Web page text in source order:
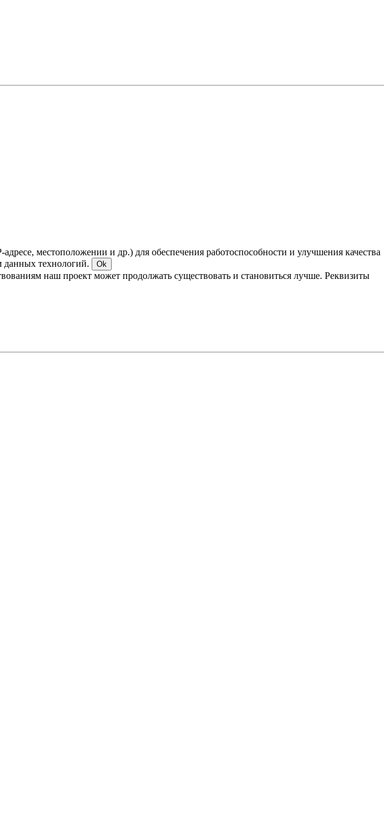
местоположении и др.) для обеспечения работоспособности и улучшения качества
данных технологий.
Ok
наш проект может продолжать существовать и становиться лучше. Реквизиты